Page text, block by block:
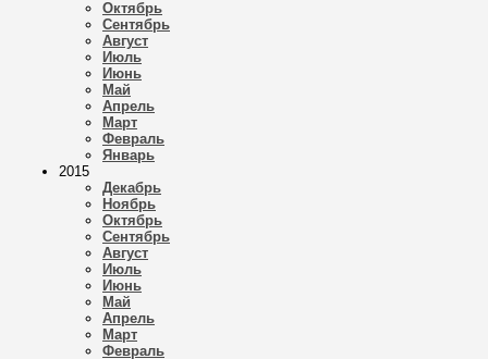
Октябрь
Сентябрь
Август
Июль
Июнь
Май
Апрель
Март
Февраль
Январь
2015
Декабрь
Ноябрь
Октябрь
Сентябрь
Август
Июль
Июнь
Май
Апрель
Март
Февраль